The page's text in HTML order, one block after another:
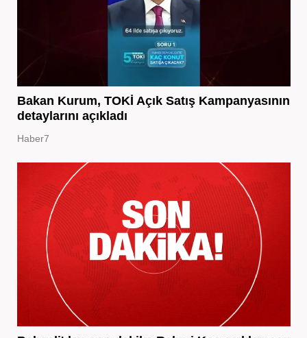
Bakan Kurum, TOKİ Açık Satış Kampanyasının
detaylarını açıkladı
Haber7